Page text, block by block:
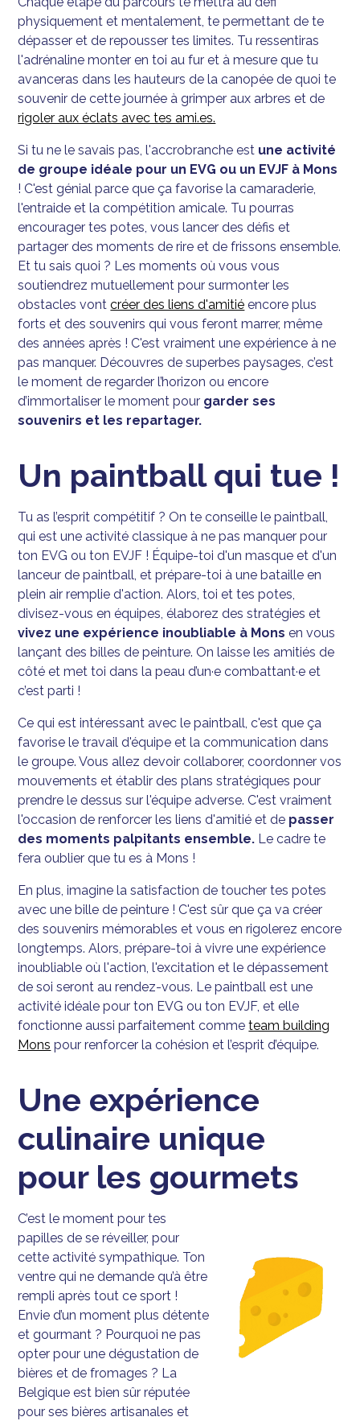
physiquement et mentalement, te permettant de te
dépasser et de repousser tes limites. Tu ressentiras
l'adrénaline monter en toi au fur et à mesure que tu
avanceras dans les hauteurs de la canopée de quoi te
souvenir de cette journée à grimper aux arbres et de
rigoler aux éclats avec tes ami.es.
Si tu ne le savais pas, l'accrobranche est une activité
de groupe idéale pour un EVG ou un EVJF à Mons
! C'est génial parce que ça favorise la camaraderie,
l'entraide et la compétition amicale. Tu pourras
encourager tes potes, vous lancer des défis et
partager des moments de rire et de frissons ensemble.
Et tu sais quoi ? Les moments où vous vous
soutiendrez mutuellement pour surmonter les
obstacles vontcréer des liens d'amitié encore plus
forts et des souvenirs qui vous feront marrer, même
des années après ! C'est vraiment une expérience à ne
pas manquer. Découvres de superbes paysages, c’est
le moment de regarder l’horizon ou encore
d’immortaliser le moment pour garder ses
souvenirs et les repartager.
Un paintball qui tue !
Tu as l’esprit compétitif ? On te conseille le paintball,
qui est une activité classique à ne pas manquer pour
ton EVG ou ton EVJF ! Équipe-toi d'un masque et d'un
lanceur de paintball, et prépare-toi à une bataille en
plein air remplie d'action. Alors, toi et tes potes,
divisez-vous en équipes, élaborez des stratégies et
vivez une expérience inoubliable à Mons en vous
lançant des billes de peinture. On laisse les amitiés de
côté et met toi dans la peau d’un·e combattant·e et
c’est parti !
Ce qui est intéressant avec le paintball, c'est que ça
favorise le travail d'équipe et la communication dans
le groupe. Vous allez devoir collaborer, coordonner vos
mouvements et établir des plans stratégiques pour
prendre le dessus sur l'équipe adverse. C'est vraiment
l'occasion de renforcer les liens d'amitié et de passer
des moments palpitants ensemble. Le cadre te
fera oublier que tu es à Mons !
En plus, imagine la satisfaction de toucher tes potes
avec une bille de peinture ! C'est sûr que ça va créer
des souvenirs mémorables et vous en rigolerez encore
longtemps. Alors, prépare-toi à vivre une expérience
inoubliable où l'action, l'excitation et le dépassement
de soi seront au rendez-vous. Le paintball est une
activité idéale pour ton EVG ou ton EVJF, et elle
fonctionne aussi parfaitement commeteam building
Mons pour renforcer la cohésion et l’esprit d’équipe.
Une expérience
culinaire unique
pour les gourmets
C’est le moment pour tes
papilles de se réveiller, pour
cette activité sympathique. Ton
ventre qui ne demande qu’à être
rempli après tout ce sport !
Envie d’un moment plus détente
et gourmant ? Pourquoi ne pas
opter pour une dégustation de
bières et de fromages ? La
Belgique est bien sûr réputée
pour ses bières artisanales et